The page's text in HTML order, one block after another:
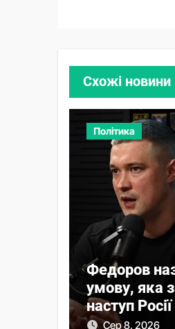
Схожі новини
Політика
Федоров
умову, яка
наступ
фронті у
Сер 8, 2026